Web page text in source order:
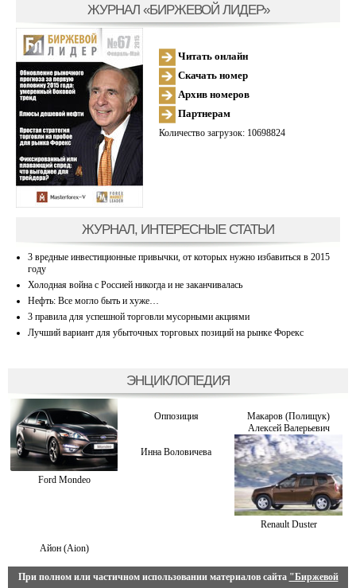
ЖУРНАЛ «БИРЖЕВОЙ ЛИДЕР»
Читать онлайн
Скачать номер
Архив номеров
Партнерам
Количество загрузок: 10698824
ЖУРНАЛ, ИНТЕРЕСНЫЕ СТАТЬИ
3 вредные инвестиционные привычки, от которых нужно избавиться в 2015
году
Холодная война с Россией никогда и не заканчивалась
Нефть: Все могло быть и хуже…
3 правила для успешной торговли мусорными акциями
Лучший вариант для убыточных торговых позиций на рынке Форекс
ЭНЦИКЛОПЕДИЯ
Ford Mondeo
Оппозиция
Макаров (Полищук)
Алексей Валерьевич
Инна Воловичева
Renault Duster
Айон (Aion)
При полном или частичном использовании материалов сайта "Биржевой